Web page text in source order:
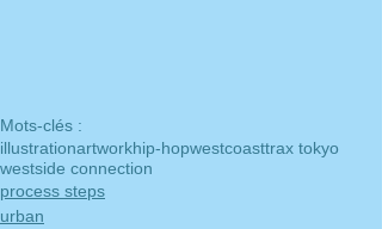
Mots-clés :
illustrationartworkhip-hopwestcoasttrax tokyo
westside connection
process steps
urban